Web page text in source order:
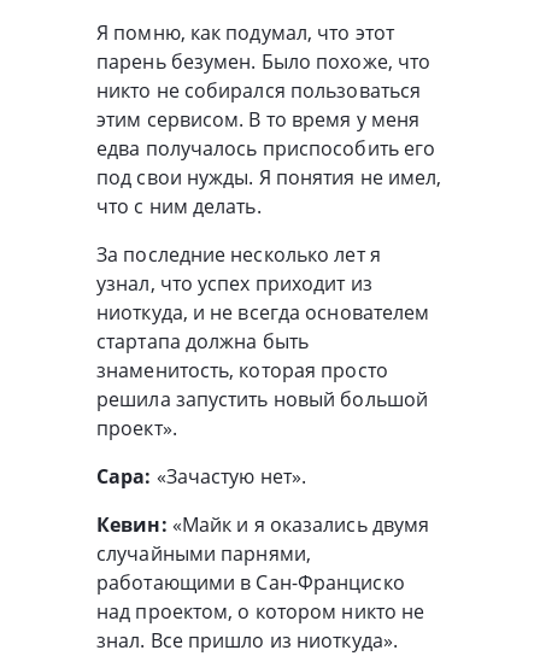
Я помню, как подумал, что этот
парень безумен. Было похоже, что
никто не собирался пользоваться
этим сервисом. В то время у меня
едва получалось приспособить его
под свои нужды. Я понятия не имел,
что с ним делать.
За последние несколько лет я
узнал, что успех приходит из
ниоткуда, и не всегда основателем
стартапа должна быть
знаменитость, которая просто
решила запустить новый большой
проект».
Сара: «Зачастую нет».
Кевин: «Майк и я оказались двумя
случайными парнями,
работающими в Сан-Франциско
над проектом, о котором никто не
знал. Все пришло из ниоткуда».